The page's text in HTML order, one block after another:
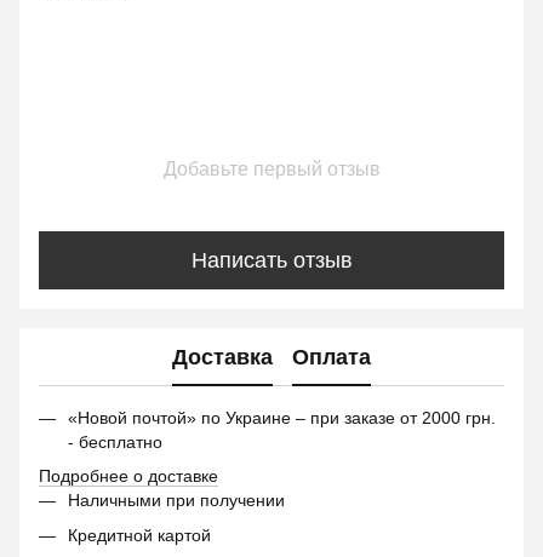
Добавьте первый отзыв
Написать отзыв
Доставка Оплата
«Новой почтой» по Украине – при заказе от 2000 грн.
- бесплатно
Подробнее о доставке
Наличными при получении
Кредитной картой